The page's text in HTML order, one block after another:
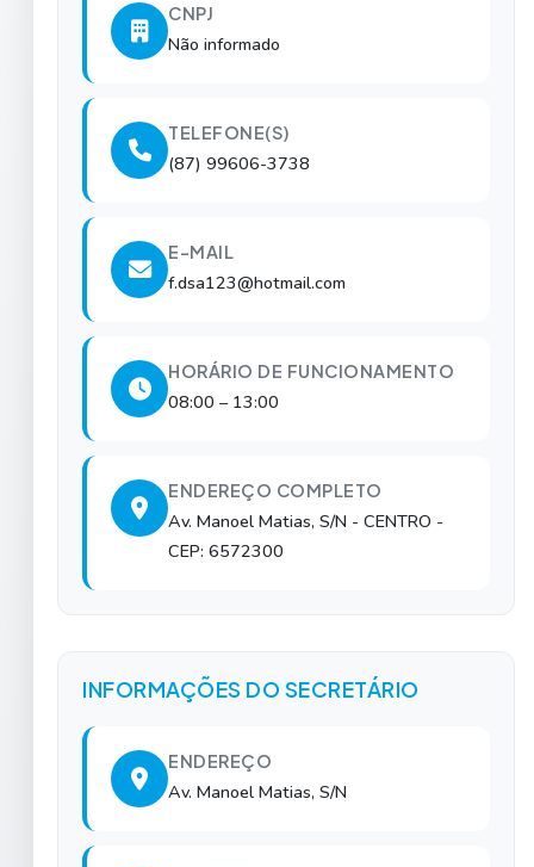
CNPJ
Não informado
TELEFONE(S)
(87) 99606-3738
E-MAIL
f.dsa123@hotmail.com
HORÁRIO DE FUNCIONAMENTO
08:00 – 13:00
ENDEREÇO COMPLETO
Av. Manoel Matias, S/N - CENTRO -
CEP: 6572300
INFORMAÇÕES DO SECRETÁRIO
ENDEREÇO
Av. Manoel Matias, S/N